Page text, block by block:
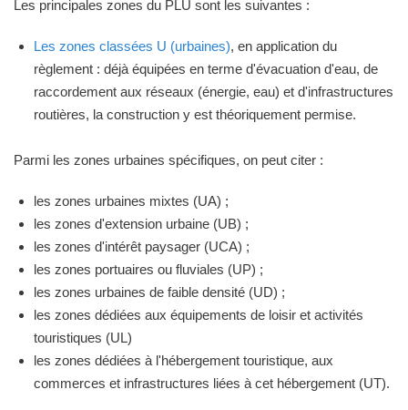
Les principales zones du PLU sont les suivantes :
Les zones classées U (urbaines), en application du
règlement : déjà équipées en terme d'évacuation d'eau, de
raccordement aux réseaux (énergie, eau) et d'infrastructures
routières, la construction y est théoriquement permise.
Parmi les zones urbaines spécifiques, on peut citer :
les zones urbaines mixtes (UA) ;
les zones d'extension urbaine (UB) ;
les zones d'intérêt paysager (UCA) ;
les zones portuaires ou fluviales (UP) ;
les zones urbaines de faible densité (UD) ;
les zones dédiées aux équipements de loisir et activités
touristiques (UL)
les zones dédiées à l'hébergement touristique, aux
commerces et infrastructures liées à cet hébergement (UT).